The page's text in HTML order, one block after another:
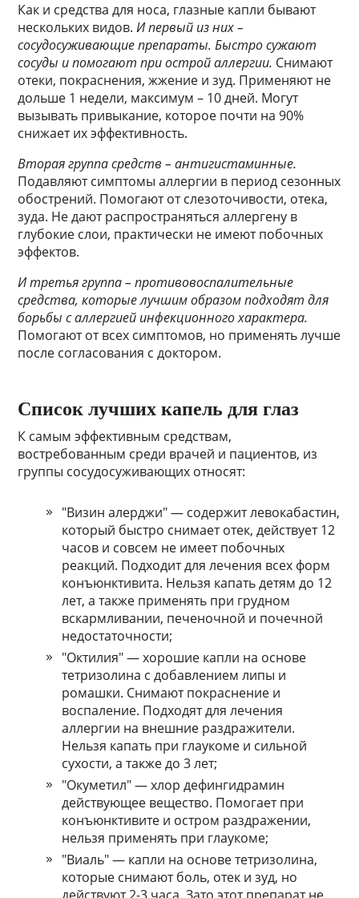
Как и средства для носа, глазные капли бывают
нескольких видов. И первый из них –
сосудосуживающие препараты. Быстро сужают
сосуды и помогают при острой аллергии. Снимают
отеки, покраснения, жжение и зуд. Применяют не
дольше 1 недели, максимум – 10 дней. Могут
вызывать привыкание, которое почти на 90%
снижает их эффективность.
Вторая группа средств – антигистаминные.
Подавляют симптомы аллергии в период сезонных
обострений. Помогают от слезоточивости, отека,
зуда. Не дают распространяться аллергену в
глубокие слои, практически не имеют побочных
эффектов.
И третья группа – противовоспалительные
средства, которые лучшим образом подходят для
борьбы с аллергией инфекционного характера.
Помогают от всех симптомов, но применять лучше
после согласования с доктором.
Список лучших капель для глаз
К самым эффективным средствам,
востребованным среди врачей и пациентов, из
группы сосудосуживающих относят:
"Визин алерджи" — содержит левокабастин,
который быстро снимает отек, действует 12
часов и совсем не имеет побочных
реакций. Подходит для лечения всех форм
конъюнктивита. Нельзя капать детям до 12
лет, а также применять при грудном
вскармливании, печеночной и почечной
недостаточности;
"Октилия" — хорошие капли на основе
тетризолина с добавлением липы и
ромашки. Снимают покраснение и
воспаление. Подходят для лечения
аллергии на внешние раздражители.
Нельзя капать при глаукоме и сильной
сухости, а также до 3 лет;
"Окуметил" — хлор дефингидрамин
действующее вещество. Помогает при
конъюнктивите и остром раздражении,
нельзя применять при глаукоме;
"Виаль" — капли на основе тетризолина,
которые снимают боль, отек и зуд, но